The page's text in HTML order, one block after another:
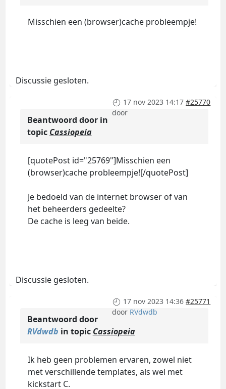
Misschien een (browser)cache probleempje!
Discussie gesloten.
17 nov 2023 14:17 #25770
door
Beantwoord door in
topic Cassiopeia
[quotePost id="25769"]Misschien een
(browser)cache probleempje![/quotePost]
Je bedoeld van de internet browser of van
het beheerders gedeelte?
De cache is leeg van beide.
Discussie gesloten.
17 nov 2023 14:36 #25771
door RVdwdb
Beantwoord door
RVdwdb in topic Cassiopeia
Ik heb geen problemen ervaren, zowel niet
met verschillende templates, als wel met
kickstart C.